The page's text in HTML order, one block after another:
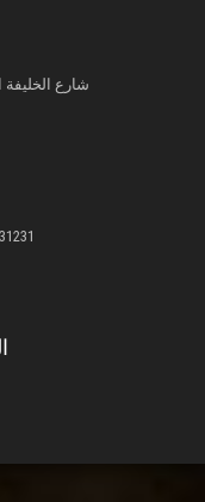
شارع الخليفة
- 26831474